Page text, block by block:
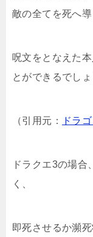
敵の全てを死へ導
呪文をとなえた
とができるでしょ
（引用元： ドラ
ドラクエ3の場合
く、
即死させるか瀕